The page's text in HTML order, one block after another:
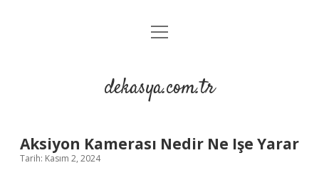
Anasayfa
Yasal Uyarı
menüyü
dekasya.com.tr
Aksiyon Kamerası Nedir Ne Işe Yarar
Tarih: Kasım 2, 2024